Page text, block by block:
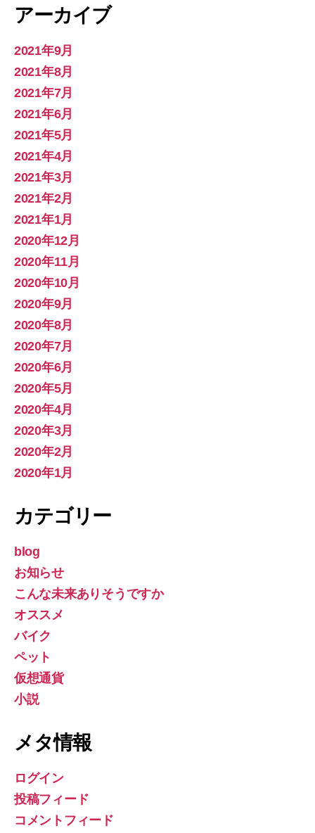
アーカイブ
2021年9月
2021年8月
2021年7月
2021年6月
2021年5月
2021年4月
2021年3月
2021年2月
2021年1月
2020年12月
2020年11月
2020年10月
2020年9月
2020年8月
2020年7月
2020年6月
2020年5月
2020年4月
2020年3月
2020年2月
2020年1月
カテゴリー
blog
お知らせ
こんな未来ありそうですか
オススメ
バイク
ペット
仮想通貨
小説
メタ情報
ログイン
投稿フィード
コメントフィード